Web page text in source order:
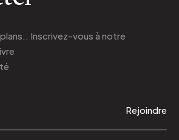
Inscrivez-vous à notre
Rejoindre